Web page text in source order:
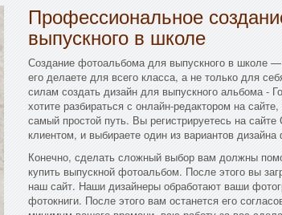
Профессиональное
выпускного в школе
Создание фотоальбома для выпускного в школе
его делаете для всего класса, а не только для
силам создать дизайн для выпускного альбома -
хотите разбираться с онлайн-редактором на
самый простой путь. Вы регистрируетесь на
клиентом, и выбираете один из вариантов дизайна
Конечно, сделать сложный выбор вам должны
купить выпускной фотоальбом. После этого вы
наш сайт. Наши дизайнеры обработают ваши
фотокниги. После этого вам останется его